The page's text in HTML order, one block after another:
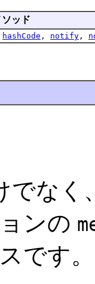
ッド
hashCode , notify ,
でなく
ンの
です。